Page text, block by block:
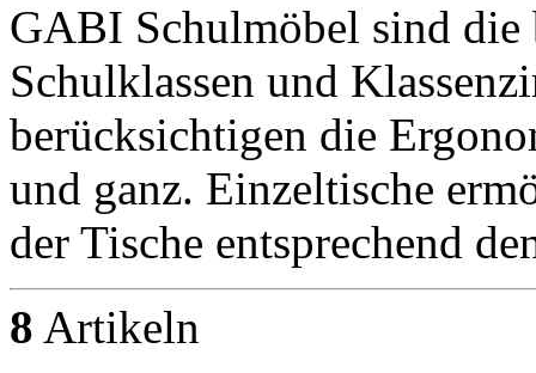
GABI Schulmöbel sind die
Schulklassen und
berücksichtigen die
und ganz. Einzeltische
der Tische entsprechend
8 Artikeln